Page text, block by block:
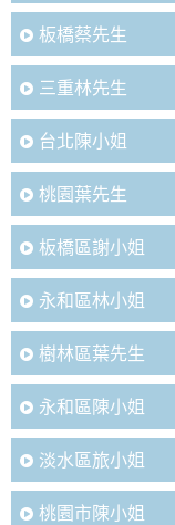
板橋蔡先生
三重林先生
台北陳小姐
桃園葉先生
板橋區謝小姐
永和區林小姐
樹林區葉先生
永和區陳小姐
淡水區旅小姐
桃園市陳小姐